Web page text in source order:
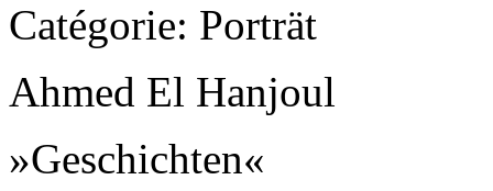
Catégorie: Porträt
Ahmed El Hanjoul
»Geschichten«